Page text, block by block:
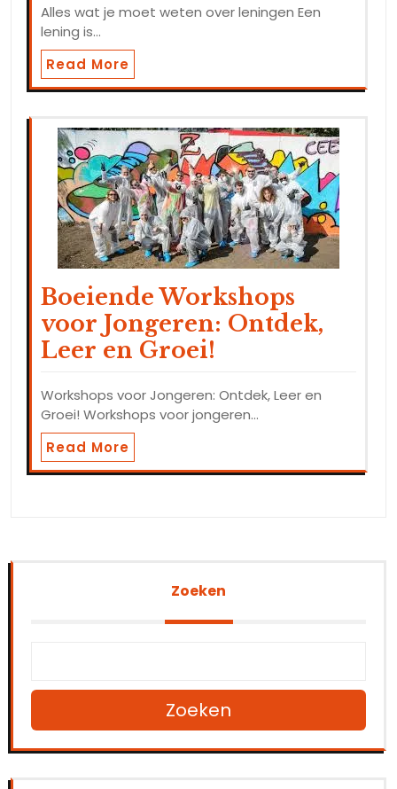
Alles wat je moet weten over leningen Een
lening is…
Read More
Boeiende Workshops
voor Jongeren: Ontdek,
Leer en Groei!
Workshops voor Jongeren: Ontdek, Leer en
Groei! Workshops voor jongeren…
Read More
Zoeken
Zoeken